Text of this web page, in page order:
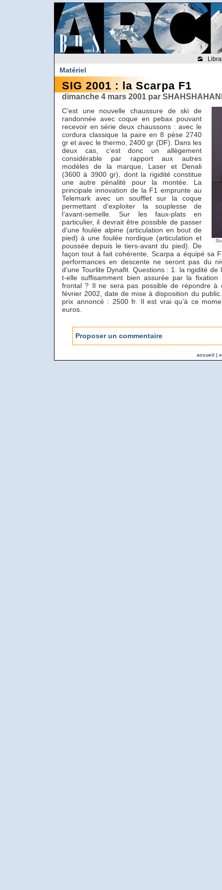
Matériel
SIG 2001 : la Scarpa F1
dimanche 4 mars 2001 par
C’est une nouvelle chaussure de ski de
randonnée avec coque en pebax pouvant
recevoir en série deux chaussons : avec le
cordura classique la paire en 8 pèse 2740
gr et avec le thermo, 2400 gr (DF). Dans les
deux cas, c’est donc un allègement
considérable par rapport aux autres
modèles de la marque, Laser et Denali
(3600 à 3900 gr), dont la rigidité constitue
une autre pénalité pour la montée. La
principale innovation de la F1 emprunte au
Telemark avec un soufflet sur la coque
permettant d’exploiter la souplesse de
l’avant-semelle. Sur les faux-plats en
particulier, il devrait être possible de passer
d’une foulée alpine (articulation en bout de
pied) à une foulée nordique (articulation et
poussée depuis le tiers-avant du pied). De
façon tout à fait cohérente, Scarpa a équipé sa
performances en descente ne seront pas du
d’une Tourlite Dynafit. Questions : 1. la rigidité
t-elle suffisamment bien assurée par la
frontal ? Il ne sera pas possible de répondre à
février 2002, date de mise à disposition du
prix annoncé : 2500 fr. Il est vrai qu’à ce
euros.
Proposer un commentaire
accueil |